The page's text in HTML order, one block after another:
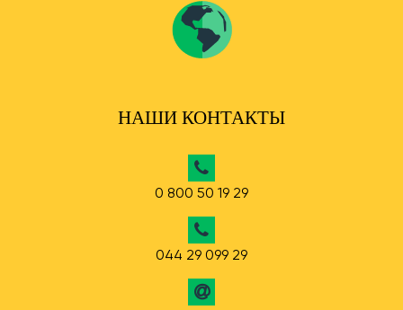
НАШИ КОНТАКТЫ
0 800 50 19 29
044 29 099 29